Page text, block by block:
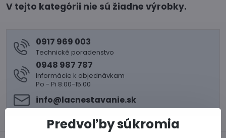
0917 969 003
Technické poradenstvo
0948 987 787
Informácie k objednávkam
Po - Pi 8:00-15:00
info​@lacnestavanie​.sk
Predvoľby súkromia